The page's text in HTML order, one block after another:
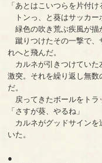
「あとはこいつらを片付
トンっ、と葵はサッカー
緑色の吹き荒ぶ疾風が描
蹴りつけたその一撃で、
れへと飛んだ。
カルネが引きつけていた
激突。それを繰り返し無
だ。
戻ってきたボールをトラ
「さすが葵、やるね」
カルネがグッドサインを
いた。
●